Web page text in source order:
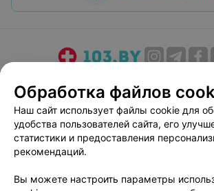
Медицинский маркетинг
Пользовательское соглашение
Вакансии
Партнеры
Написать руководителю
Обработка файлов
Наш сайт использует файлы cookie для
удобства пользователей сайта, его
статистики и предоставления
рекомендаций.
Вы можете настроить параметры